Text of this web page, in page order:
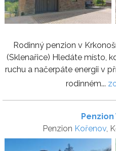
Rodinný penzion v
(Sklenařice) Hledáte místo,
ruchu a načerpáte energii v
rodinném...
Penzion
Penzion Kořenov,